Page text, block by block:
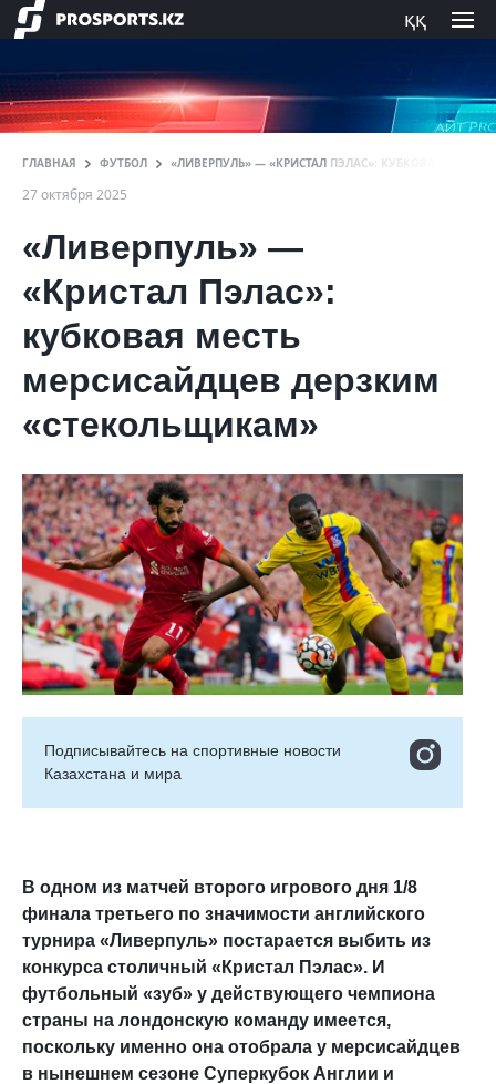
ққ
ГЛАВНАЯ ФУТБОЛ «ЛИВЕРПУЛЬ» — «КРИСТАЛ ПЭЛАС»: КУБКОВАЯ
27 октября 2025
«Ливерпуль» —
«Кристал Пэлас»:
кубковая месть
мерсисайдцев дерзким
«стекольщикам»
Подписывайтесь на cпортивные новости
Казахстана и мира
В одном из матчей второго игрового дня 1/8
финала третьего по значимости английского
турнира «Ливерпуль» постарается выбить из
конкурса столичный «Кристал Пэлас». И
футбольный «зуб» у действующего чемпиона
страны на лондонскую команду имеется,
поскольку именно она отобрала у мерсисайдцев
в нынешнем сезоне Суперкубок Англии и